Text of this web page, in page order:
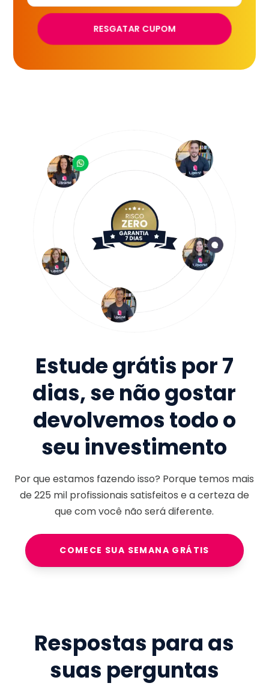
RESGATAR CUPOM
Estude grátis por 7
dias, se não gostar
devolvemos todo o
seu investimento
Por que estamos fazendo isso? Porque temos mais
de225 milprofissionais satisfeitos e a certeza de
que com você não será diferente.
COMECE SUA SEMANA GRÁTIS
Respostas para as
suas perguntas